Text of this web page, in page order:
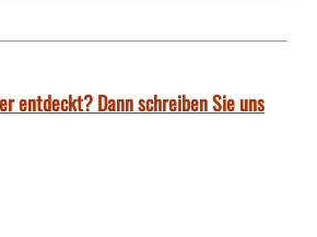
entdeckt? Dann schreiben Sie uns